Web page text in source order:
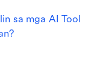
sa mga AI Tool